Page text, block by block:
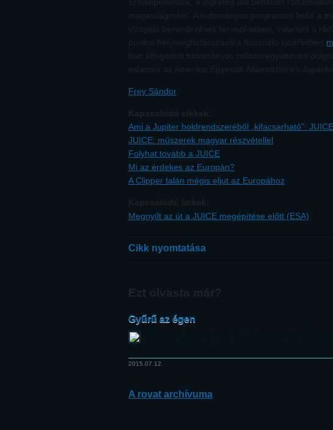
magasságmérő. A tudományos programon belül a
vizsgáló berendezések tervezésében, valamint a
pontos helymeghatározására használó kísérletben
ban elfogadott tudományos műszeregyüttesen
valamint az Amerikai Egyesült Államokból és
Frey Sándor
Kapcsolódó cikkek:
Ami a Jupiter holdrendszeréből „kifacsarható”: JUICE
JUICE: műszerek magyar részvétellel
Folyhat tovább a JUICE
Mi az érdekes az Europán?
A Clipper talán mégis eljut az Europához
Kapcsolódó linkek:
Megnyílt az út a JUICE megépítése előtt (ESA)
Cikk nyomtatása
Ezt olvasta már?
Gyűrű az égen
2015.07.12.
A rovat archívuma